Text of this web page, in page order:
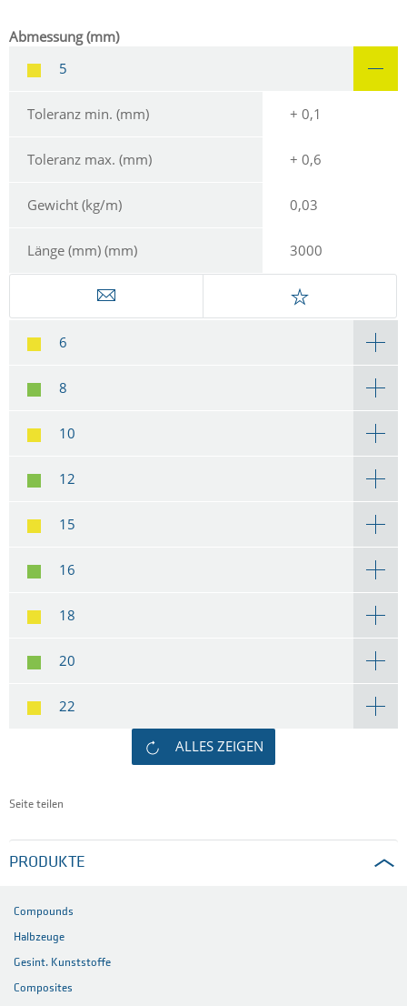
Abmessung (mm)
5
Toleranz min. (mm) + 0,1
Toleranz max. (mm) + 0,6
Gewicht (kg/m) 0,03
Länge (mm) (mm) 3000
6
8
10
12
15
16
18
20
22
ALLES ZEIGEN
Seite teilen
PRODUKTE
Compounds
Halbzeuge
Gesint. Kunststoffe
Composites